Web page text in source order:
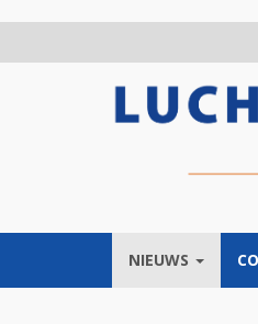
NIEUWS